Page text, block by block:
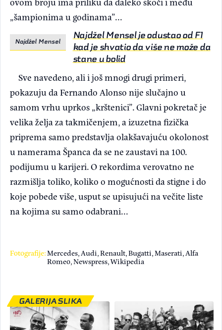
„šampionima u godinama”...
Najdžel Mensel
Najdžel Mensel je odustao od F1
kad je shvatio da više ne može da
stane u bolid
Sve navedeno, ali i još mnogi drugi primeri,
pokazuju da Fernando Alonso nije slučajno u
samom vrhu uprkos „krštenici”. Glavni pokretač je
velika želja za takmičenjem, a izuzetna fizička
priprema samo predstavlja olakšavajuću okolonost
u namerama Španca da se ne zaustavi na 100.
podijumu u karijeri. O rekordima verovatno ne
razmišlja toliko, koliko o mogućnosti da stigne i do
koje pobede više, usput se upisujući na večite liste
na kojima su samo odabrani...
Fotografije:Mercedes, Audi, Renault, Bugatti, Maserati, Alfa
Romeo, Newspress, Wikipedia
GALERIJA SLIKA